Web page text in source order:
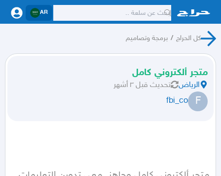
AR
كل الحراج / برمجة وتصاميم
متجر ألكتروني كامل
الرياض تحديث قبل ٣ أشهر
F
fbi_co